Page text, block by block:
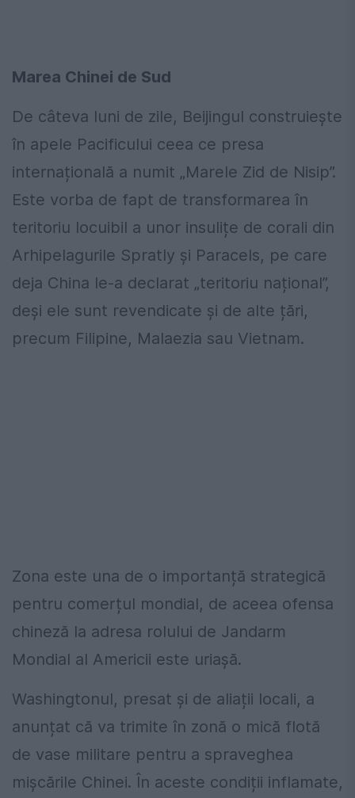
Marea Chinei de Sud
De câteva luni de zile, Beijingul construiește
în apele Pacificului ceea ce presa
internațională a numit „Marele Zid de Nisip”.
Este vorba de fapt de transformarea în
teritoriu locuibil a unor insulițe de corali din
Arhipelagurile Spratly și Paracels, pe care
deja China le-a declarat „teritoriu național”,
deși ele sunt revendicate și de alte țări,
precum Filipine, Malaezia sau Vietnam.
Zona este una de o importanță strategică
pentru comerțul mondial, de aceea ofensa
chineză la adresa rolului de Jandarm
Mondial al Americii este uriașă.
Washingtonul, presat și de aliații locali, a
anunțat că va trimite în zonă o mică flotă
de vase militare pentru a spraveghea
mișcările Chinei. În aceste condiții inflamate,